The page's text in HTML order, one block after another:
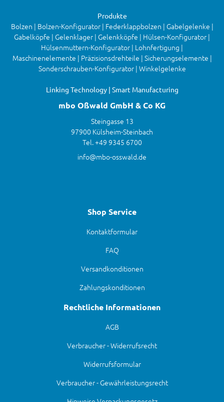
Produkte
Bolzen | Bolzen-Konfigurator | Federklappbolzen | Gabelgelenke |
Gabelköpfe | Gelenklager | Gelenkköpfe | Hülsen-Konfigurator |
Hülsenmuttern-Konfigurator | Lohnfertigung |
Maschinenelemente | Präzisionsdrehteile | Sicherungselemente |
Sonderschrauben-Konfigurator | Winkelgelenke
Linking Technology | Smart Manufacturing
mbo Oßwald GmbH & Co KG
Steingasse 13
97900 Külsheim-Steinbach
Tel. +49 9345 6700
info@mbo-osswald.de
Shop Service
Kontaktformular
FAQ
Versandkonditionen
Zahlungskonditionen
Rechtliche Informationen
AGB
Verbraucher - Widerrufsrecht
Widerrufsformular
Verbraucher - Gewährleistungsrecht